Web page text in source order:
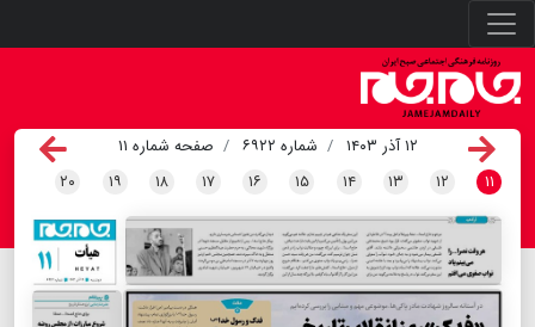
۱۲ آذر ۱۴۰۳ شماره ۶۹۲۲
صفحه شماره ۱۱
۱۱ ۱۲ ۱۳ ۱۴ ۱۵ ۱۶ ۱۷ ۱۸ ۱۹ ۲۰